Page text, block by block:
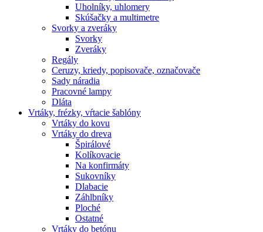
Uholníky, uhlomery
Skúšačky a multimetre
Svorky a zveráky
Svorky
Zveráky
Regály
Ceruzy, kriedy, popisovače, označovače
Sady náradia
Pracovné lampy
Dláta
Vrtáky, frézky, vŕtacie šablóny
Vrtáky do kovu
Vrtáky do dreva
Špirálové
Kolíkovacie
Na konfirmáty
Sukovníky
Dlabacie
Záhlbníky
Ploché
Ostatné
Vrtáky do betónu